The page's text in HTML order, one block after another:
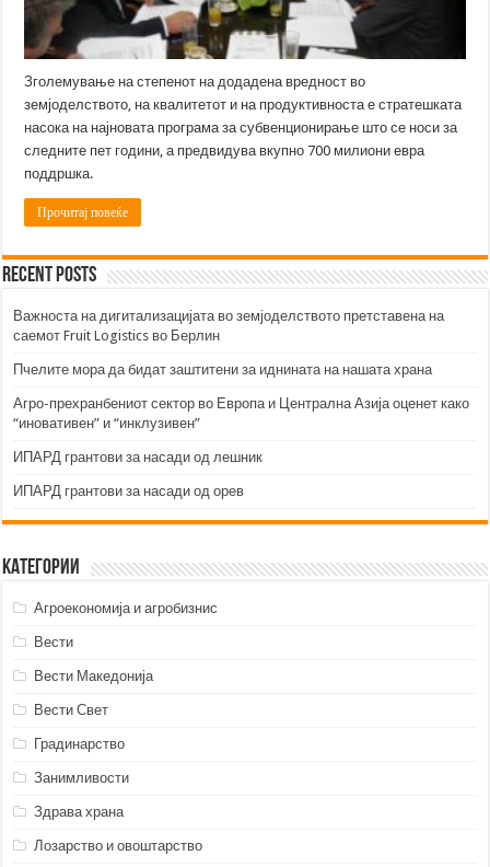
Зголемување на степенот на додадена вредност во
земјоделството, на квалитетот и на продуктивноста е стратешката
насока на најновата програма за субвенционирање што се носи за
следните пет години, а предвидува вкупно 700 милиони евра
поддршка.
Прочитај повеќе
Recent Posts
Важноста на дигитализацијата во земјоделството претставена на
саемот Fruit Logistics во Берлин
Пчелите мора да бидат заштитени за иднината на нашата храна
Агро-прехранбениот сектор во Европа и Централна Азија оценет како
“иновативен” и “инклузивен”
ИПАРД грантови за насади од лешник
ИПАРД грантови за насади од орев
Категории
Агроекономија и агробизнис
Вести
Вести Македонија
Вести Свет
Градинарство
Занимливости
Здрава храна
Лозарство и овоштарство